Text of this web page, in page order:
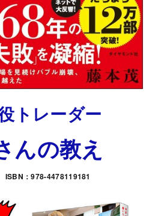
トレーダー
んの教え
ISBN：978-4478119181